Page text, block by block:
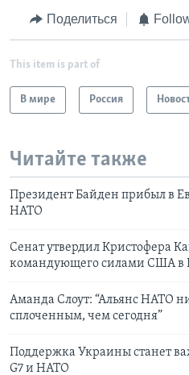
Поделиться
This item is part of
В мире Россия
Читайте также
Президент Байден прибыл в
НАТО
Сенат утвердил Кристофера
командующего силами США в
Аманда Слоут: “Альянс НАТО
сплоченным, чем сегодня”
Поддержка Украины станет
G7 и НАТО